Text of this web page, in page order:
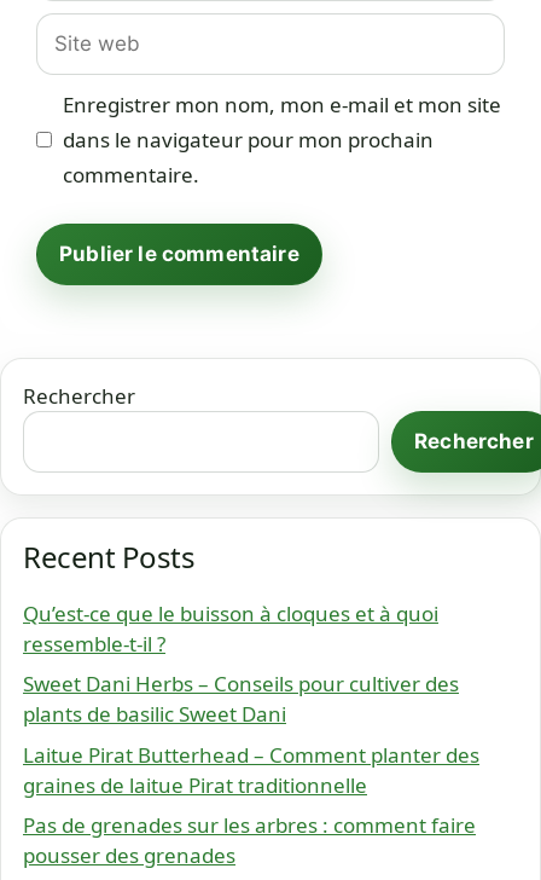
Site
web
Enregistrer mon nom, mon e-mail et mon site
dans le navigateur pour mon prochain
commentaire.
Rechercher
Rechercher
Recent Posts
Qu’est-ce que le buisson à cloques et à quoi
ressemble-t-il ?
Sweet Dani Herbs – Conseils pour cultiver des
plants de basilic Sweet Dani
Laitue Pirat Butterhead – Comment planter des
graines de laitue Pirat traditionnelle
Pas de grenades sur les arbres : comment faire
pousser des grenades